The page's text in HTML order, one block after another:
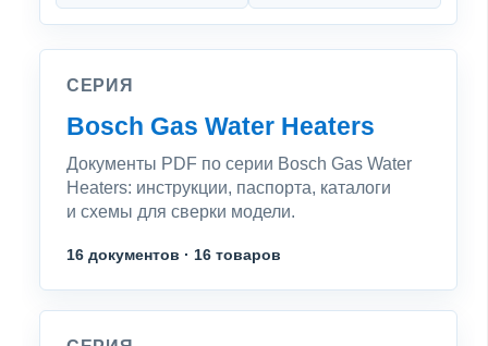
СЕРИЯ
Bosch Gas Water Heaters
Документы PDF по серии Bosch Gas Water
Heaters: инструкции, паспорта, каталоги
и схемы для сверки модели.
16 документов · 16 товаров